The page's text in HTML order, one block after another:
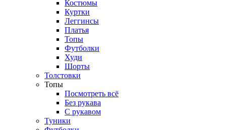
Костюмы
Куртки
Леггинсы
Платья
Топы
Футболки
Худи
Шорты
Толстовки
Топы
Посмотреть всё
Без рукава
С рукавом
Туники